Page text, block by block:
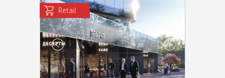
Retail